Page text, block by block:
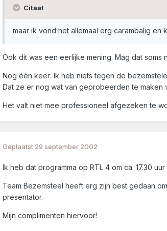
Citaat
maar ik vond het allemaal erg carambalig en
Ook dit was een eerlijke mening. Mag dat soms
Nog één keer: Ik heb niets tegen de
Dat ze er nog wat van geprobeerden te maken
Het valt niet mee professioneel afgezeken te
Geplaatst 29 september 2002
Ik heb dat programma op RTL 4 om ca. 17.30
Team Bezemsteel heeft erg zijn best gedaan
presentator.
Mijn complimenten hiervoor!